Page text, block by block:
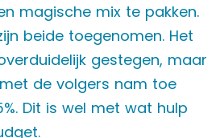
magische mix te pakken.
beide toegenomen. Het
gestegen, maar
de volgers nam toe
Dit is wel met wat hulp